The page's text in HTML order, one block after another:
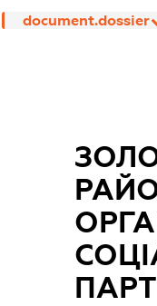
document.dossier